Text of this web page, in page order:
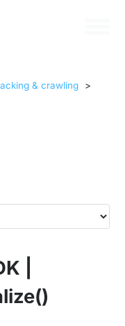
& crawling
>
|